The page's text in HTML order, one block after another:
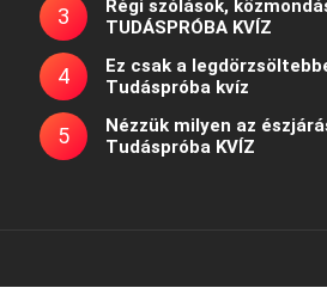
Régi szólások,
TUDÁSPRÓBA KVÍZ
Ez csak a
Tudáspróba kvíz
Nézzük milyen az
Tudáspróba KVÍZ